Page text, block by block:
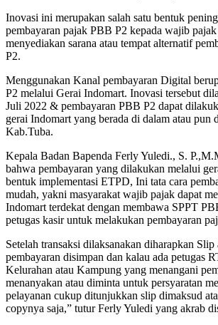
Inovasi ini merupakan salah satu bentuk
pembayaran pajak PBB P2 kepada wajib pajak
menyediakan sarana atau tempat alternatif
P2.
Menggunakan Kanal pembayaran Digital
P2 melalui Gerai Indomart. Inovasi tersebut
Juli 2022 & pembayaran PBB P2 dapat
gerai Indomart yang berada di dalam atau pun
Kab.Tuba.
Kepala Badan Bapenda Ferly Yuledi., S.
bahwa pembayaran yang dilakukan melalui
bentuk implementasi ETPD, Ini tata cara
mudah, yakni masyarakat wajib pajak dapat
Indomart terdekat dengan membawa SPPT
petugas kasir untuk melakukan pembayaran
Setelah transaksi dilaksanakan diharapkan
pembayaran disimpan dan kalau ada petugas
Kelurahan atau Kampung yang menangani
menanyakan atau diminta untuk persyaratan
pelayanan cukup ditunjukkan slip dimaksud
copynya saja,” tutur Ferly Yuledi yang akrab